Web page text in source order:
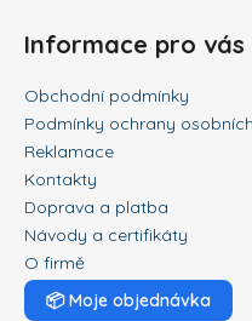
Informace pro vás
Obchodní podmínky
Podmínky ochrany
Reklamace
Kontakty
Doprava a platba
Návody a certifikáty
O firmě
📦Moje objednávka